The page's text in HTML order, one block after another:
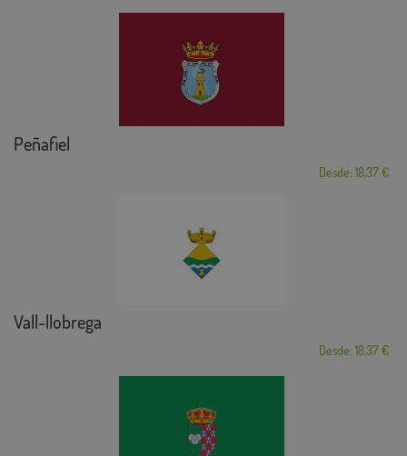
Peñafiel
Desde: 18,37 €
Vall-llobrega
Desde: 18,37 €